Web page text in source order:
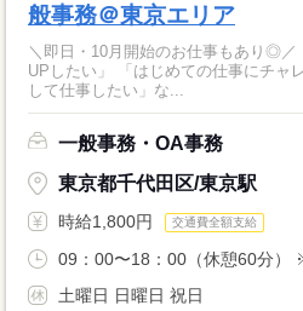
般事務＠東京エリア
＼即日・10月開始のお仕事もあり◎／ 「今のスキルを活かして給与
UPしたい」 「はじめての仕事にチャ
して仕事したい」な...
一般事務・OA事務
東京都千代田区/東京駅
時給1,800円 交通費全額支給
09：00〜18：00（休憩60分）
土曜日 日曜日 祝日